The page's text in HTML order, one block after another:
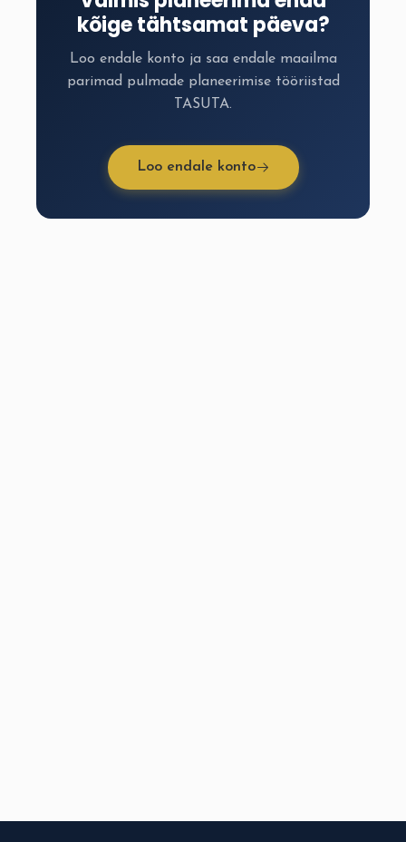
kõige tähtsamat päeva?
Loo endale konto ja saa endale maailma
parimad pulmade planeerimise tööriistad
TASUTA.
Loo endale konto